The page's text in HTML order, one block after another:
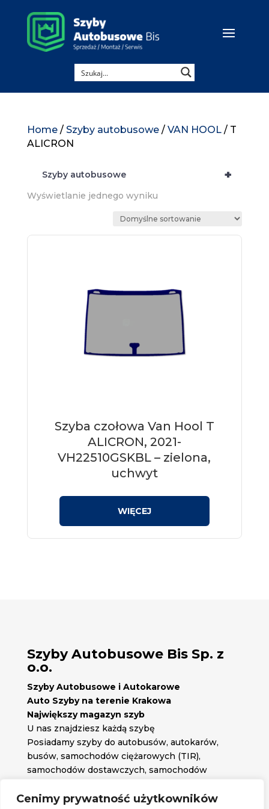
Cenimy prywatność użytkowników
Home/ Szyby autobusowe/ VAN HOOL/ T
ALICRON
+
Szyby autobusowe
Wyświetlanie jednego wyniku
Szyba czołowa Van Hool T
ALICRON, 2021-
VH22510GSKBL – zielona,
uchwyt
Szyby Autobusowe Bis Sp. z
o.o.
Szyby Autobusowe i Autokarowe
Auto Szyby na terenie Krakowa
Największy magazyn szyb
U nas znajdziesz każdą szybę
Posiadamy szyby do autobusów, autokarów,
busów, samochodów ciężarowych (TIR),
samochodów dostawczych, samochodów
potrzebujesz.